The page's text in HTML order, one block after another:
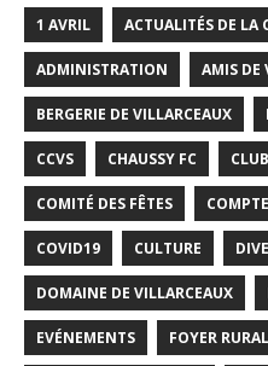
1 AVRIL ACTUALITÉS DE LA
ADMINISTRATION AMIS DE
BERGERIE DE VILLARCEAUX
CCVS CHAUSSY FC
COMITÉ DES FÊTES
COVID19 CULTURE
DOMAINE DE VILLARCEAUX
EVÉNEMENTS FOYER RURAL